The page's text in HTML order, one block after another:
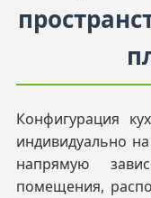
Конфигурация
индивидуально
напрямую
помещения,